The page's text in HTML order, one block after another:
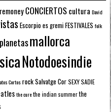
CONCIERTOS cultura David
Escorpioes gremiFESTIVALES folk
mallorca
Notodoesindie
CortosrockSalvatge CorSEXY SADIE
the curethe indian summerthe